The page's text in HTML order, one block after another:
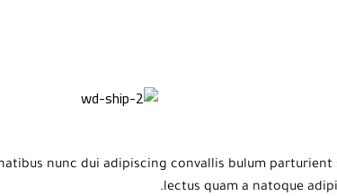
nunc dui adipiscing convallis bulum
lectus quam a natoque